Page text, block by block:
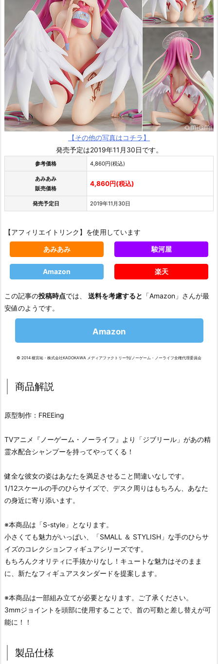
【その他の写真はコチラ】
発売予定は2019年11月30日です。
参考価格 4,860円(税込)
あみあみ
販売価格
4,860円(税込)
発売予定日 2019年11月30日
【アフィリエイトリンク】を使用しています
あみあみ 駿河屋
Amazon 楽天
この記事の投稿時点では、 送料を考慮すると 「Amazon」さんが最
安値のようです。
Amazon
© 2014 榎宮祐・株式会社KADOKAWA メディアファクトリー刊/ノーゲーム・ノーライフ全権代理委員会
商品解説
原型制作：FREEing
TVアニメ『ノーゲーム・ノーライフ』より「ジブリール」があの精
霊水配合シャンプーを持ってやってくる！
健全な彼女の姿はあなたを満足させること間違いなしです。
1/12スケールの手のひらサイズで、デスク周りはもちろん、あなた
の身近に寄り添います。
※本商品は「S-style」となります。
小さくても魅力がいっぱい、「SMALL ＆ STYLISH」な手のひらサ
イズのコレクションフィギュアシリーズです。
もちろんクオリティに手抜かりなし！キュートな魅力はそのまま
に、新たなフィギュアスタンダードを提案します。
※本商品は一部組み立てが必要となります。ご了承ください。
3mmジョイントを頭部に使用することで、首の可動と差し替えが可
能に！！
製品仕様